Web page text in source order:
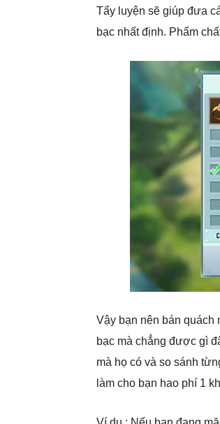
Tẩy luyện sẽ giúp đưa
bạc nhất định. Phẩm
Vậy bạn nên bán quách
bạc mà chẳng được gì
mà họ có và so sánh
làm cho bạn hao phí 1